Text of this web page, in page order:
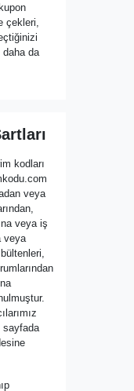
çekleri,
daha da
kodları
veya
veya iş
veya
sayfada